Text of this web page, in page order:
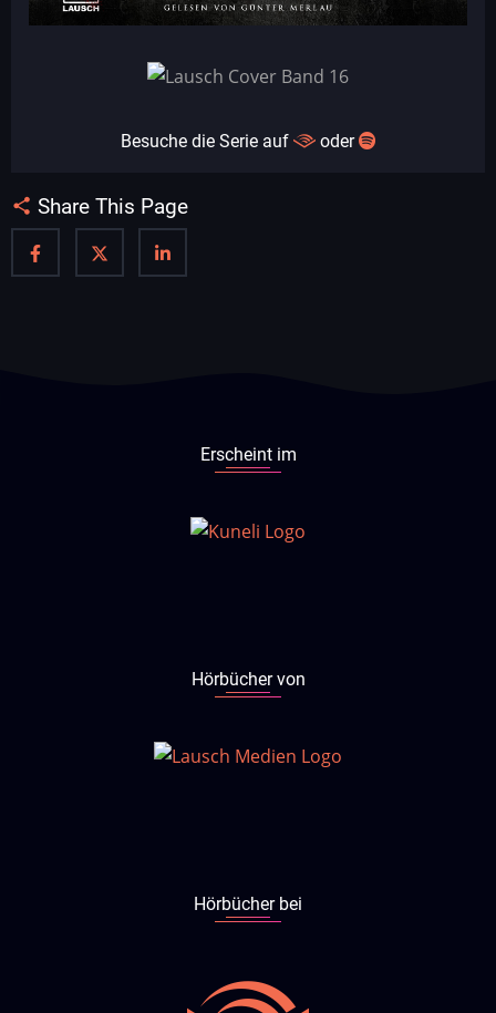
Besuche die Serie auf oder
Share This Page
Erscheint im
Hörbücher von
Hörbücher bei